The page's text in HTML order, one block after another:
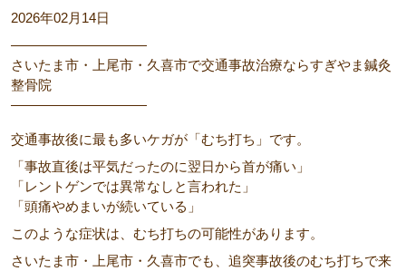
2026年02月14日
――――――――――
さいたま市・上尾市・久喜市で交通事故治療ならすぎやま鍼灸
整骨院
――――――――――
交通事故後に最も多いケガが「むち打ち」です。
「事故直後は平気だったのに翌日から首が痛い」
「レントゲンでは異常なしと言われた」
「頭痛やめまいが続いている」
このような症状は、むち打ちの可能性があります。
さいたま市・上尾市・久喜市でも、追突事故後のむち打ちで来